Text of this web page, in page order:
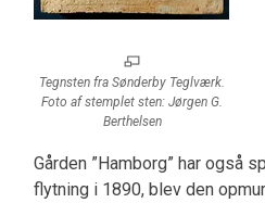
Tegnsten fra Sønderby Teglværk.
Foto af stemplet sten: Jørgen G.
Berthelsen
Gården ”Hamborg” har også
flytning i 1890, blev den